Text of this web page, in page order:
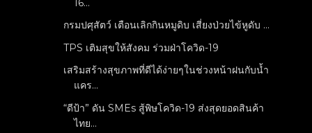
กรมปศุสัตว์ เตือนเลิกกินหมูดิบ เสี่ยงป่วยไข้หูดับ ...
TPS เติมสุขให้สังคม ร่วมฝ่าโควิด-19
เสริมสร้างสุขภาพที่ดีได้ง่ายๆในช่วงหน้าฝนกับน้ำ
แคร...
“ดีป้า” ดัน SMEs สู้พิษโควิด-19 ส่งสุดยอดสินค้า
ไทย...